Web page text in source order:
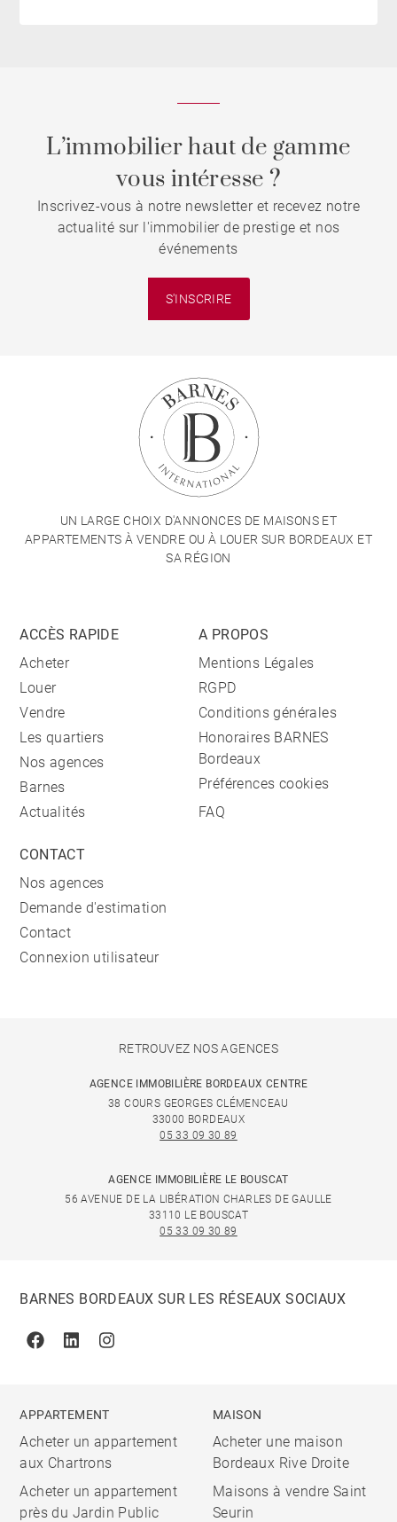
L’immobilier haut de gamme
vous intéresse ?
Inscrivez-vous à notre newsletter et recevez notre
actualité sur l'immobilier de prestige et nos
événements
S'INSCRIRE
UN LARGE CHOIX D'ANNONCES DE MAISONS ET
APPARTEMENTS À VENDRE OU À LOUER SUR BORDEAUX ET
SA RÉGION
ACCÈS RAPIDE
Acheter
Louer
Vendre
Les quartiers
Nos agences
Barnes
Actualités
A PROPOS
Mentions Légales
RGPD
Conditions générales
Honoraires BARNES
Bordeaux
Préférences cookies
FAQ
CONTACT
Nos agences
Demande d'estimation
Contact
Connexion utilisateur
RETROUVEZ NOS AGENCES
AGENCE IMMOBILIÈRE BORDEAUX CENTRE
38 COURS GEORGES CLÉMENCEAU
33000 BORDEAUX
05 33 09 30 89
AGENCE IMMOBILIÈRE LE BOUSCAT
56 AVENUE DE LA LIBÉRATION CHARLES DE GAULLE
33110 LE BOUSCAT
05 33 09 30 89
BARNES BORDEAUX SUR LES RÉSEAUX SOCIAUX
FacebookLinkedinInstagram
APPARTEMENT
Acheter un appartement
aux Chartrons
Acheter un appartement
près du Jardin Public
MAISON
Acheter une maison
Bordeaux Rive Droite
Maisons à vendre Saint
Seurin